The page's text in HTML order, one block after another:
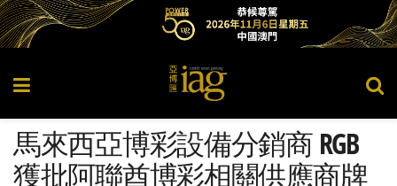
馬來西亞博彩設備分銷商 RGB
獲批阿聯酋博彩相關供應商牌